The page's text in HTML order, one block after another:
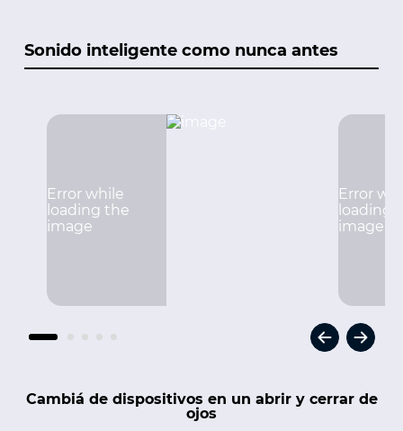
Sonido inteligente como nunca antes
Cambiá de dispositivos en un abrir y cerrar de
ojos